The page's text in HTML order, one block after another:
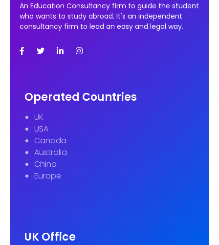
An Education Consultancy firm to guide the student
who wants to study abroad. It's an independent
consultancy firm to lead an easy and legal way.
Operated Countries
UK
USA
Canada
Australia
China
Europe
UK Office